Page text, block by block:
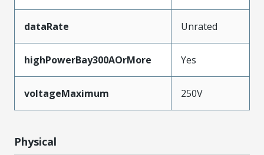
dataRate Unrated
highPowerBay300AOrMore Yes
voltageMaximum 250V
Physical